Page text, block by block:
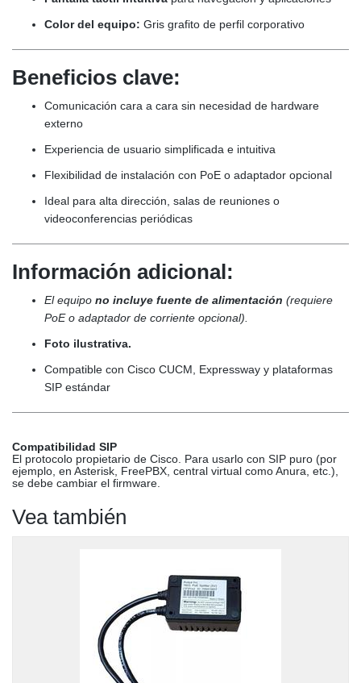
Color del equipo: Gris grafito de perfil corporativo
Beneficios clave:
Comunicación cara a cara sin necesidad de hardware
externo
Experiencia de usuario simplificada e intuitiva
Flexibilidad de instalación con PoE o adaptador opcional
Ideal para alta dirección, salas de reuniones o
videoconferencias periódicas
Información adicional:
El equipo no incluye fuente de alimentación (requiere
PoE o adaptador de corriente opcional).
Foto ilustrativa.
Compatible con Cisco CUCM, Expressway y plataformas
SIP estándar
Compatibilidad SIP
El protocolo propietario de Cisco. Para usarlo con SIP puro (por
ejemplo, en Asterisk, FreePBX, central virtual como Anura, etc.),
se debe cambiar el firmware.
Vea también